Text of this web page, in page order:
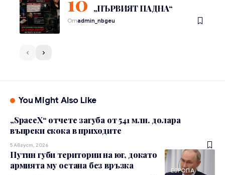
„ПЪРВИЯТ ПАДНА“
Отadmin_nbgeu
You Might Also Like
„SpaceX“ отчете загуба от 541 млн. долара
въпреки скока в приходите
5 Август, 2026
ЕВРОПА
Путин губи територии на юг, докато
армията му остана без връзка